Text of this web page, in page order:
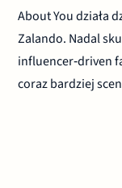
About You działa
Zalando. Nadal
influencer‑driven
coraz bardziej